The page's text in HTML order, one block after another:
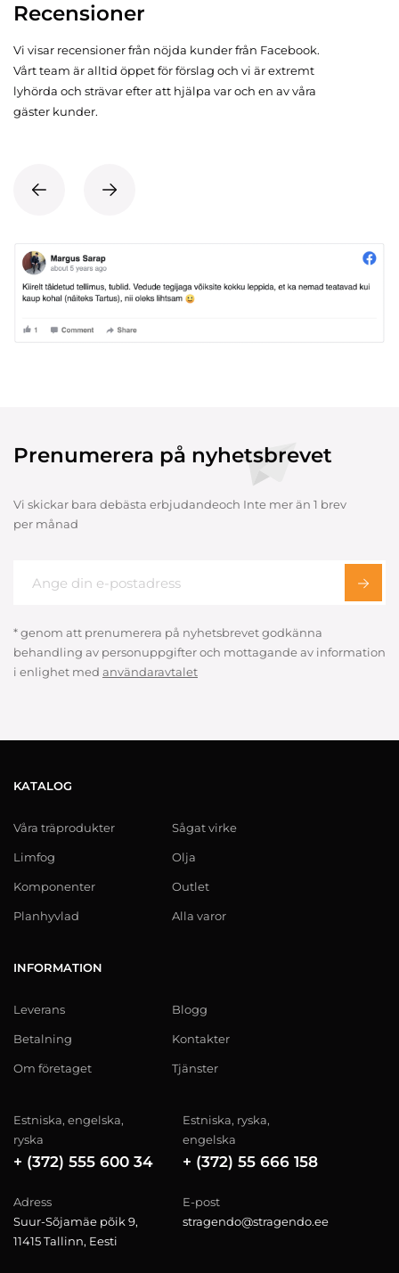
Recensioner
Vi visar recensioner från nöjda kunder från Facebook.
Vårt team är alltid öppet för förslag och vi är extremt
lyhörda och strävar efter att hjälpa var och en av våra
gäster kunder.
Prenumerera på nyhetsbrevet
Vi skickar bara debästa erbjudandeoch Inte mer än 1 brev
per månad
* genom att prenumerera på nyhetsbrevet godkänna
behandling av personuppgifter och mottagande av information
i enlighet med användaravtalet
KATALOG
Våra träprodukter
Limfog
Komponenter
Planhyvlad
Sågat virke
Olja
Outlet
Alla varor
INFORMATION
Leverans
Betalning
Om företaget
Blogg
Kontakter
Tjänster
Estniska, engelska,
ryska
+ (372) 555 600 34
Estniska, ryska,
engelska
+ (372) 55 666 158
Adress
Suur-Sõjamäe põik 9,
11415 Tallinn, Eesti
E-post
stragendo@stragendo.ee